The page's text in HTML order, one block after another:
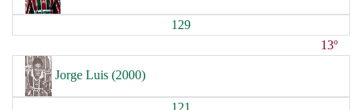
129
13º
Jorge Luis (2000)
121